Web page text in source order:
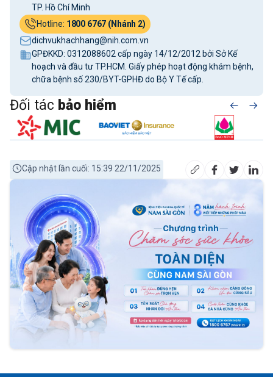
TP. Hồ Chí Minh
Hotline: 1800 6767 (Nhánh 2)
dichvukhachhang@nih.com.vn
GPĐKKD: 0312088602 cấp ngày 14/12/2012 bởi Sở Kế
hoạch và đầu tư TP.HCM. Giấy phép hoạt động khám bệnh,
chữa bệnh số 230/BYT-GPHĐ do Bộ Y Tế cấp.
Đối tác bảo hiểm
Cập nhật lần cuối: 15:39 22/11/2025